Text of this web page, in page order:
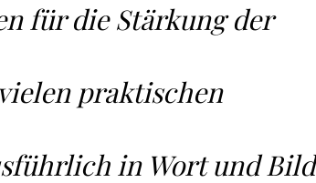
für die Stärkung der
praktischen
in Wort und Bild